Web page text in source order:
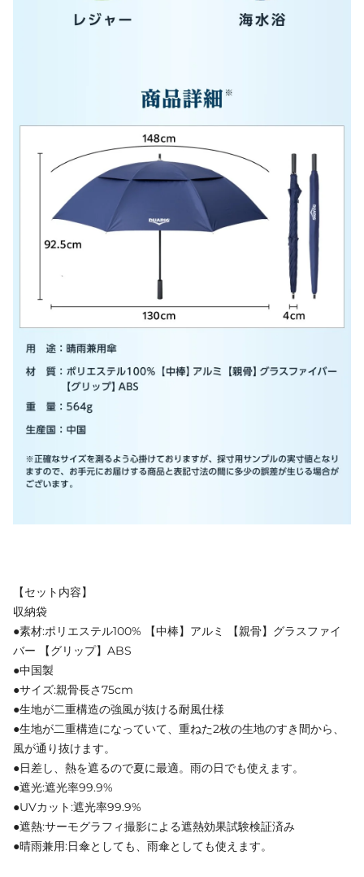
【セット内容】
収納袋
●素材:ポリエステル100% 【中棒】アルミ 【親骨】グラスファイ
バー 【グリップ】ABS
●中国製
●サイズ:親骨長さ75cm
●生地が二重構造の強風が抜ける耐風仕様
●生地が二重構造になっていて、重ねた2枚の生地のすき間から、
風が通り抜けます。
●日差し、熱を遮るので夏に最適。雨の日でも使えます。
●遮光:遮光率99.9%
●UVカット:遮光率99.9%
●遮熱:サーモグラフィ撮影による遮熱効果試験検証済み
●晴雨兼用:日傘としても、雨傘としても使えます。